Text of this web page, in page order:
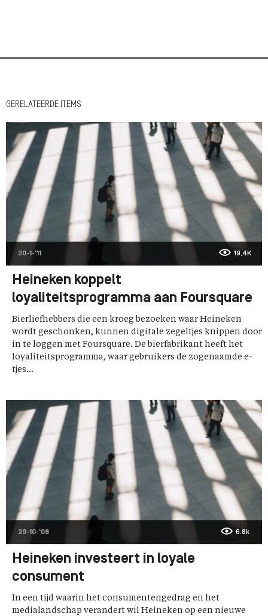
GERELATEERDE ITEMS
20-1-'11 19,4K
Heineken koppelt
loyaliteitsprogramma aan Foursquare
Bierliefhebbers die een kroeg bezoeken waar Heineken
wordt geschonken, kunnen digitale zegeltjes knippen door
in te loggen met Foursquare. De bierfabrikant heeft het
loyaliteitsprogramma, waar gebruikers de zogenaamde e-
tjes...
29-10-'08 6.8k
Heineken investeert in loyale
consument
In een tijd waarin het consumentengedrag en het
medialandschap verandert wil Heineken op een nieuwe